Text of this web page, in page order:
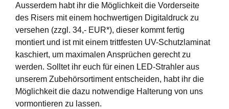
Ausserdem habt ihr die Möglichkeit die Vorderseite
des Risers mit einem hochwertigen Digitaldruck zu
versehen (zzgl. 34,- EUR*), dieser kommt fertig
montiert und ist mit einem trittfesten UV-Schutzlaminat
kaschiert, um maximalen Ansprüchen gerecht zu
werden. Solltet ihr euch für einen LED-Strahler aus
unserem Zubehörsortiment entscheiden, habt ihr die
Möglichkeit die dazu notwendige Halterung von uns
vormontieren zu lassen.